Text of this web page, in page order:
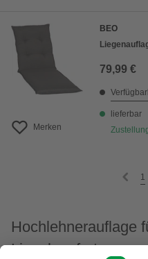
Merken
BEO
79,99 €
lieferbar
1
Hochlehnerauflage
Liegekomfort